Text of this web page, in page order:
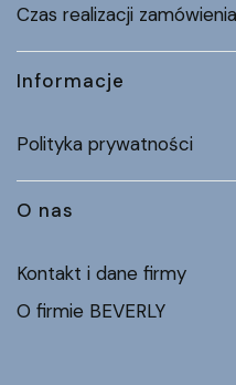
Czas realizacji zamówienia
Informacje
Polityka prywatności
O nas
Kontakt i dane firmy
O firmie BEVERLY